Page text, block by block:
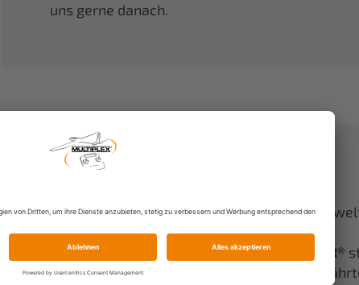
uns gerne danach.
Ein fest etablierter Begriff in der
werden läßt.
Unsere Partikelschaummodelle aus
ELAPOR®
Performance. Mit unserem seit Jahren